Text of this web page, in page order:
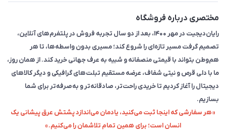
مختصری درباره فروشگاه
رایان‌دیجیت در مهر ۱۴۰۰، بعد از دو سال تجربه فروش در پلتفرم‌های آنلاین،
تصمیم گرفت مسیر تازه‌ای را شروع کند؛ مسیری بدون واسطه‌ها، تا هر
هم‌وطن بتواند با قیمتی منصفانه و شبیه به عرف جهانی خرید کند. از همان روز،
ما با دلی قرص و نیتی شفاف، عرضه مستقیم تبلت‌های گرافیکی و دیگر کالاهای
دیجیتال را آغاز کردیم تا خریدی راحت‌تر، صادقانه‌تر و به‌صرفه‌تر برای شما
بسازیم.
«هر سفارشی که اینجا ثبت می‌کنید، یادمان می‌اندازد پشتش عرق پیشانی یک
انسان است؛ برای همین تمام تلاشمان را می‌کنیم.»